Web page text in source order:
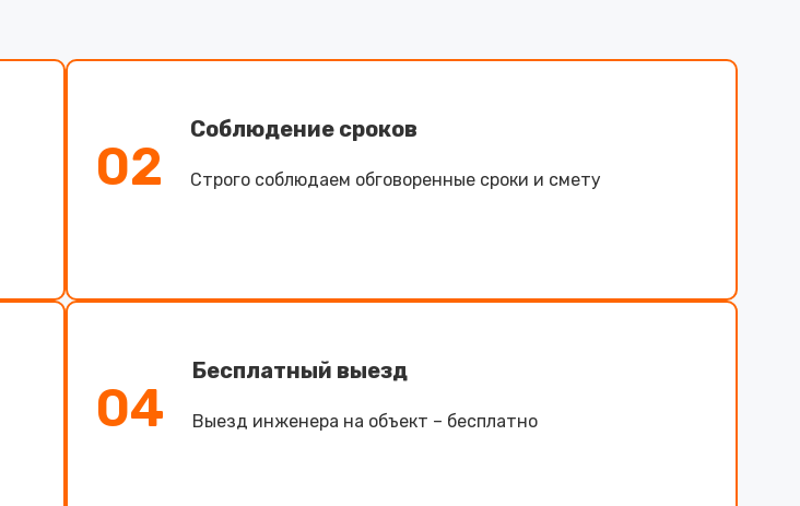
02
Соблюдение сроков
Строго соблюдаем обговоренные сроки и смету
04
Бесплатный выезд
Выезд инженера на объект – бесплатно